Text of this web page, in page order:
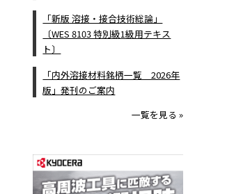
「新版 溶接・接合技術総論」
〔WES 8103 特別級1級用テキス
ト〕
「内外溶接材料銘柄一覧 2026年
版」発刊のご案内
一覧を見る »